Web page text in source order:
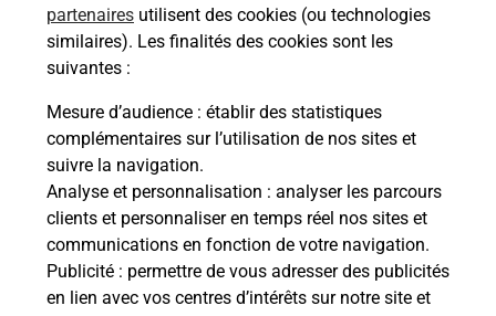
partenaires utilisent des cookies (ou technologies
similaires). Les finalités des cookies sont les
suivantes :
Mesure d’audience : établir des statistiques
complémentaires sur l’utilisation de nos sites et
suivre la navigation.
Analyse et personnalisation : analyser les parcours
clients et personnaliser en temps réel nos sites et
communications en fonction de votre navigation.
Publicité : permettre de vous adresser des publicités
en lien avec vos centres d’intérêts sur notre site et
Collecte du courrier aujourd'hui à 08h00
26 Route Nationale
10200 Arsonval
Itinéraire
Le lien s'ouvre dans un nouvel onglet